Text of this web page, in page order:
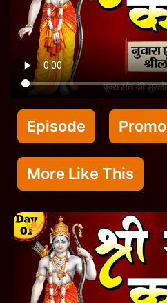
Episode Promo
More Like This